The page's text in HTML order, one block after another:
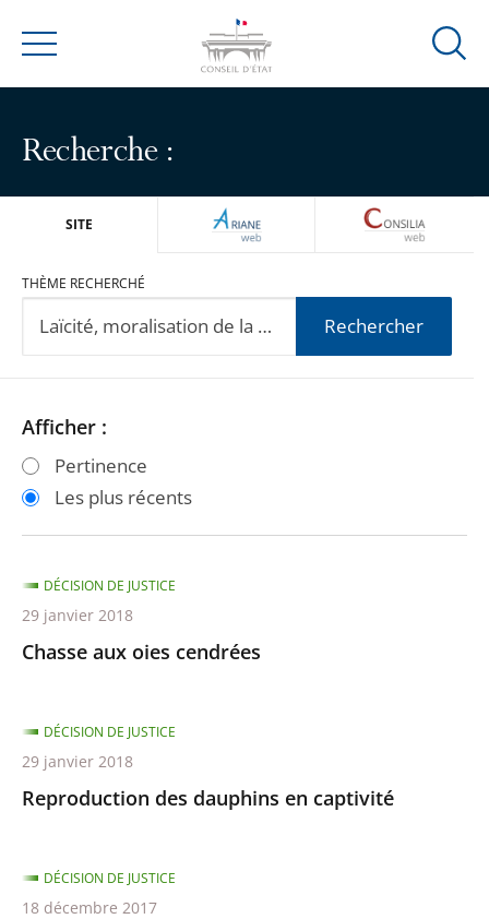
Menu
Ouvrir
Recherche :
SITE ARIANEWEB
THÈME RECHERCHÉ
Rechercher
Passer
les
filtres
après
Passer
les
filtres
avant
Afficher :
Pertinence
Les plus récents
Chasse aux oies cendrées
DÉCISION DE JUSTICE
29 janvier 2018
Reproduction des dauphins en captivité
DÉCISION DE JUSTICE
29 janvier 2018
DÉCISION DE JUSTICE
18 décembre 2017